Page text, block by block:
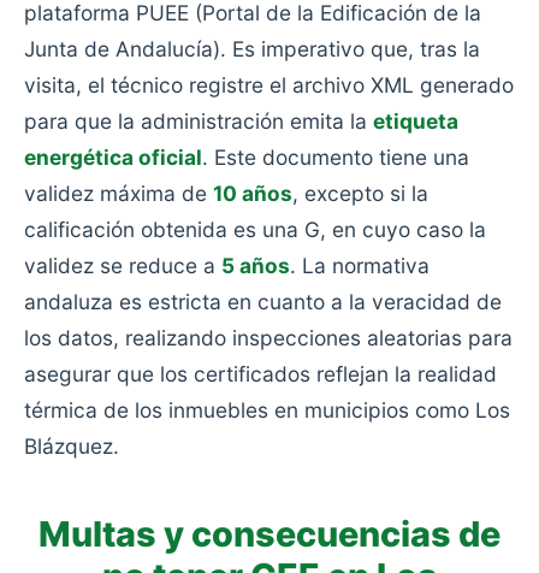
plataforma PUEE (Portal de la Edificación de la
Junta de Andalucía). Es imperativo que, tras la
visita, el técnico registre el archivo XML generado
para que la administración emita la etiqueta
energética oficial. Este documento tiene una
validez máxima de 10 años, excepto si la
calificación obtenida es una G, en cuyo caso la
validez se reduce a 5 años. La normativa
andaluza es estricta en cuanto a la veracidad de
los datos, realizando inspecciones aleatorias para
asegurar que los certificados reflejan la realidad
térmica de los inmuebles en municipios como Los
Blázquez.
Multas y consecuencias de